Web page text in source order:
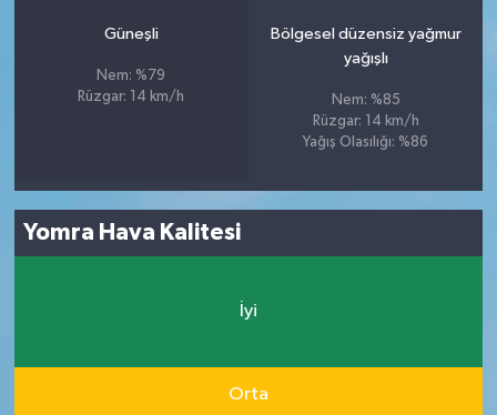
Güneşli
Nem: %79
Rüzgar: 14 km/h
Bölgesel düzensiz yağmur
yağışlı
Nem: %85
Rüzgar: 14 km/h
Yağış Olasılığı: %86
Yomra Hava Kalitesi
İyi
Orta